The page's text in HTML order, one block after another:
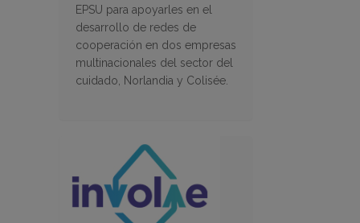
EPSU para apoyarles en el
desarrollo de redes de
cooperación en dos empresas
multinacionales del sector del
cuidado, Norlandia y Colisée.